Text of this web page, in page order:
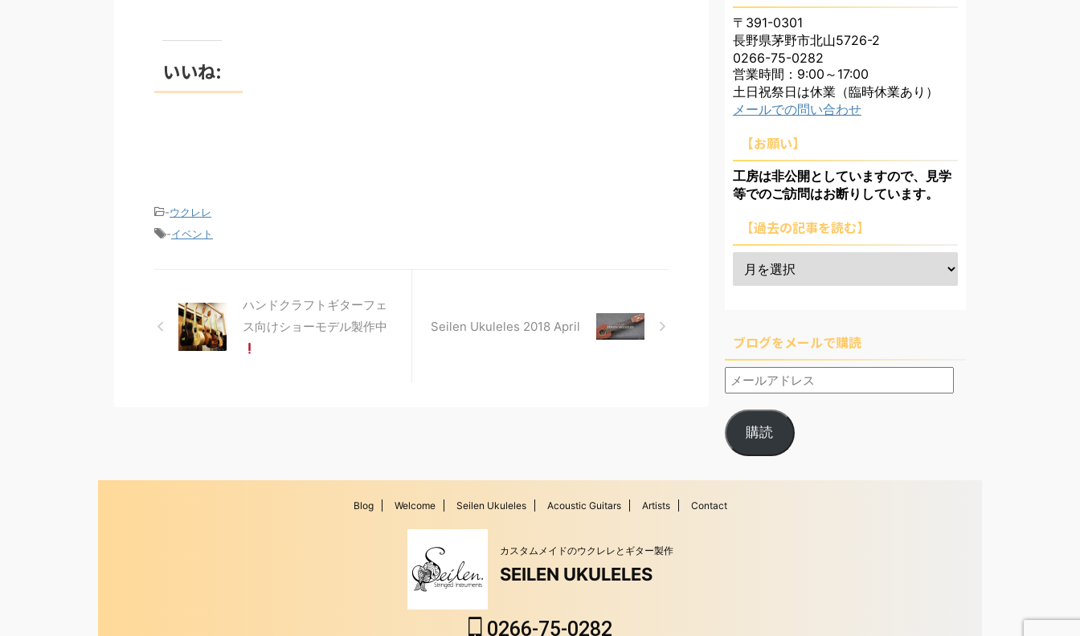
いいね:
-ウクレレ
-イベント
ハンドクラフトギターフェ
ス向けショーモデル製作中
Seilen Ukuleles 2018 April
〒391-0301
長野県茅野市北山5726-2
0266-75-0282
営業時間：9:00～17:00
土日祝祭日は休業（臨時休業あり）
メールでの問い合わせ
【お願い】
工房は非公開としていますので、見学
等でのご訪問はお断りしています。
【過去の記事を読む】
ブログをメールで購読
購読
Blog Welcome Seilen Ukuleles Acoustic Guitars Artists Contact
カスタムメイドのウクレレとギター製作
SEILEN UKULELES
0266-75-0282